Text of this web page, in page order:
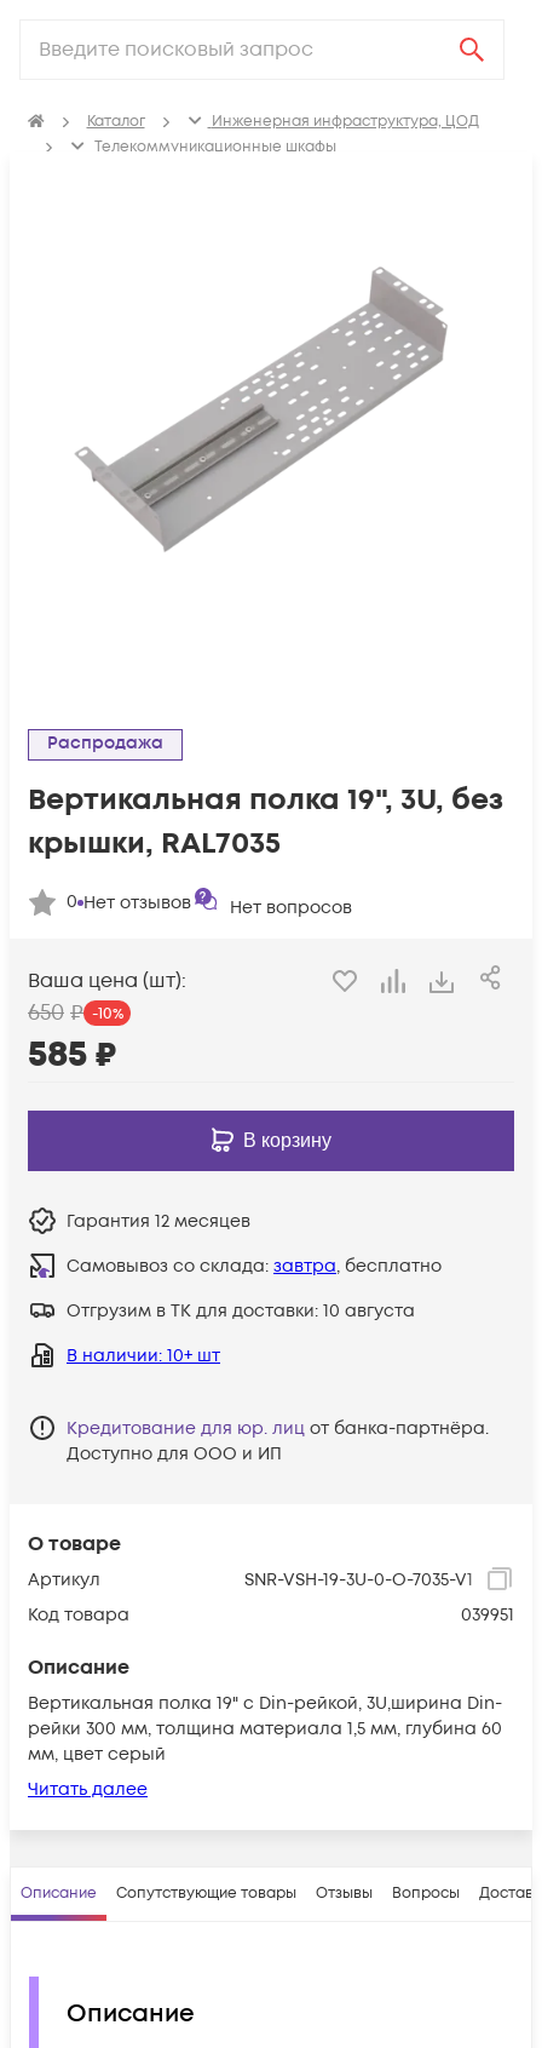
Каталог
Инженерная инфраструктура, ЦОД
Телекоммуникационные шкафы
О товаре
Артикул
SNR-VSH-19-3U-0-O-7035-V1
Код товара
039951
Описание
Вертикальная полка 19" с Din-рейкой, 3U,ширина Din-
рейки 300 мм, толщина материала 1,5 мм, глубина 60
мм, цвет серый
Читать далее
Распродажа
Вертикальная полка 19", 3U, без
крышки, RAL7035
0 Нет отзывов Нет вопросов
Ваша цена (шт):
650 ₽ -10%
585₽
В корзину
Гарантия 12 месяцев
Самовывоз со склада: завтра, бесплатно
Отгрузим в ТК для доставки: 10 августа
В наличии: 10+ шт
Кредитование для юр. лиц от банка-партнёра.
Доступно для ООО и ИП
Описание Сопутствующие товары Отзывы Вопросы
Описание